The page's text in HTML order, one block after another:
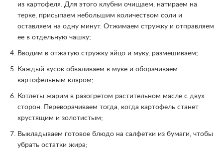
из картофеля. Для этого клубни очищаем, натираем на
терке, присыпаем небольшим количеством соли и
оставляем на одну минут. Отжимаем стружку и отправляем
ее в отдельную чашку;
Вводим в отжатую стружку яйцо и муку, размешиваем;
Каждый кусок обваливаем в муке и оборачиваем
картофельным кляром;
Котлеты жарим в разогретом растительном масле с двух
сторон. Переворачиваем тогда, когда картофель станет
хрустящим и золотистым;
Выкладываем готовое блюдо на салфетки из бумаги, чтобы
убрать остатки жира;